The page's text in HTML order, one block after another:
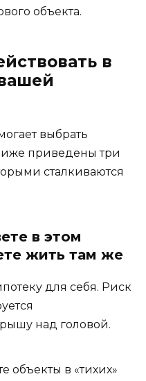
объекта.
в
выбрать
приведены три
сталкиваются
в этом
жить там же
для себя. Риск
над головой.
объекты в «тихих»